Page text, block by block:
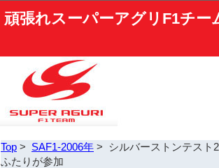
頑張れスーパーアグリF1チー
Top > SAF1-2006年 > シルバーストンテスト
ふたりが参加